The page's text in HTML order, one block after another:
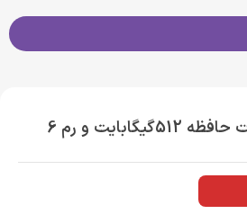
گوشی موبایل اپل مدل iPhone 13 Pro ZAA (استوک) دوسیم کارت حافظه 512گیگابایت و رم 6